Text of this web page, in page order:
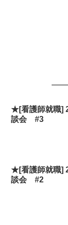
★[看護師就職]
談会 #3
★[看護師就職]
談会 #2